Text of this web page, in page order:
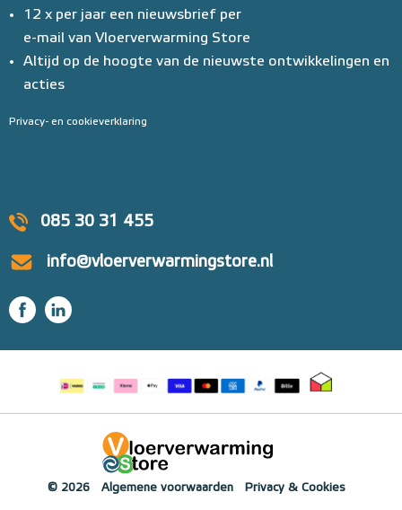
085 30 31 455
info@vloerverwarmingstore.nl
12 x per jaar een nieuwsbrief per
e-mail van Vloerverwarming Store
Altijd op de hoogte van de nieuwste ontwikkelingen en
acties
Privacy- en cookieverklaring
© 2026 Algemene voorwaarden Privacy & Cookies